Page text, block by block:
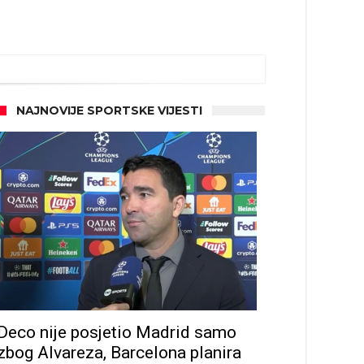
NAJNOVIJE SPORTSKE VIJESTI
nije posjetio Madrid samo
Alvareza, Barcelona planira